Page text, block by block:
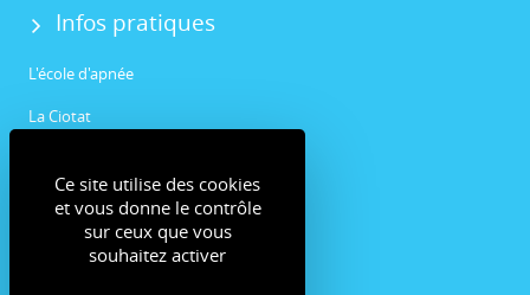
Infos pratiques
L'école d'apnée
La Ciotat
Communauté
Facebook
Instagram
Ce site utilise des cookies
et vous donne le contrôle
sur ceux que vous
souhaitez activer